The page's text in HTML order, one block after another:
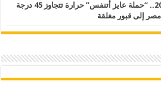
للمصريين.. الأربعاء 29 يوليو 2026.. “حملة عايز أتنفس” حرارة تتجاوز 45 درجة